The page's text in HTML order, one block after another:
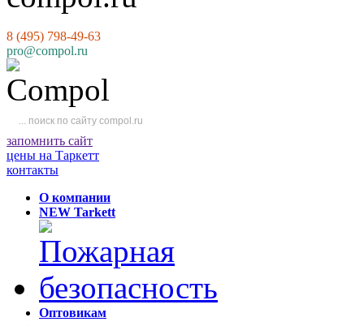
8 (495) 798-49-63
pro@compol.ru
запомнить сайт
цены на Таркетт
контакты
О компании
NEW Tarkett
Оптовикам